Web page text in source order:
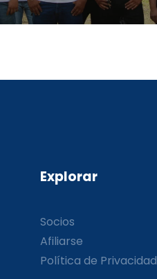
Explorar
Socios
Afiliarse
Política de Privacidad